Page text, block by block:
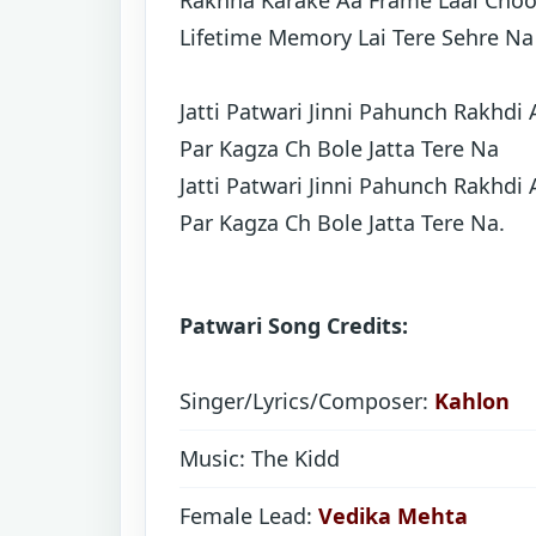
Lifetime Memory Lai Tere Sehre Na
Jatti Patwari Jinni Pahunch Rakhdi
Par Kagza Ch Bole Jatta Tere Na
Jatti Patwari Jinni Pahunch Rakhdi
Par Kagza Ch Bole Jatta Tere Na.
Patwari Song Credits:
Singer/Lyrics/Composer: Kahlon
Music: The Kidd
Female Lead: Vedika Mehta